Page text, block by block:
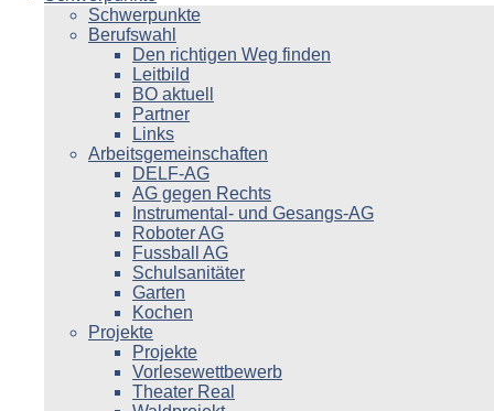
Schwerpunkte
Berufswahl
Den richtigen Weg finden
Leitbild
BO aktuell
Partner
Links
Arbeitsgemeinschaften
DELF-AG
AG gegen Rechts
Instrumental- und Gesangs-AG
Roboter AG
Fussball AG
Schulsanitäter
Garten
Kochen
Projekte
Projekte
Vorlesewettbewerb
Theater Real